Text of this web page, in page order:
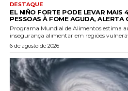
DESTAQUE
EL NIÑO FORTE PODE LEVAR MAIS
PESSOAS À FOME AGUDA, ALERTA
Programa Mundial de Alimentos estima
insegurança alimentar em regiões
6 de agosto de 2026